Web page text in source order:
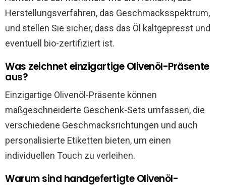
Herstellungsverfahren, das Geschmacksspektrum,
und stellen Sie sicher, dass das Öl kaltgepresst und
eventuell bio-zertifiziert ist.
Was zeichnet einzigartige Olivenöl-Präsente
aus?
Einzigartige Olivenöl-Präsente können
maßgeschneiderte Geschenk-Sets umfassen, die
verschiedene Geschmacksrichtungen und auch
personalisierte Etiketten bieten, um einen
individuellen Touch zu verleihen.
Warum sind handgefertigte Olivenöl-